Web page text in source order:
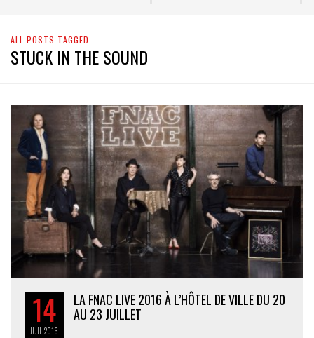
ALL POSTS TAGGED
STUCK IN THE SOUND
14
JUIL2016
LA FNAC LIVE 2016 À L’HÔTEL DE VILLE DU 20
AU 23 JUILLET